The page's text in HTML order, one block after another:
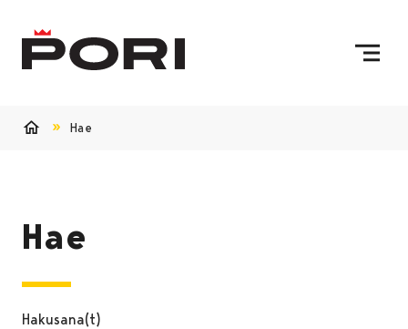
Hae
Hae
Hakusana(t)